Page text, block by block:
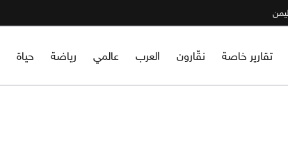
تقارير خاصة نقّارون العرب عالمي رياضة حياة